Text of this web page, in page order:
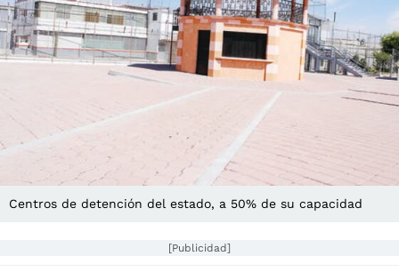
Centros de detención del estado, a 50% de su capacidad
[Publicidad]